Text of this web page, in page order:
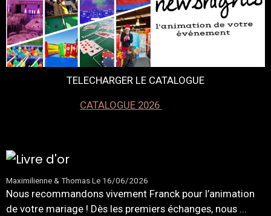
TELECHARGER LE CATALOGUE
CATALOGUE 2026
Maximilienne & ThomasLe 16/06/2026
Nous recommandons vivement Franck pour l’animation
de votre mariage ! Dès les premiers échanges, nous ...